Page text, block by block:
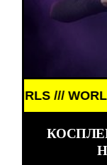
/// WORLD